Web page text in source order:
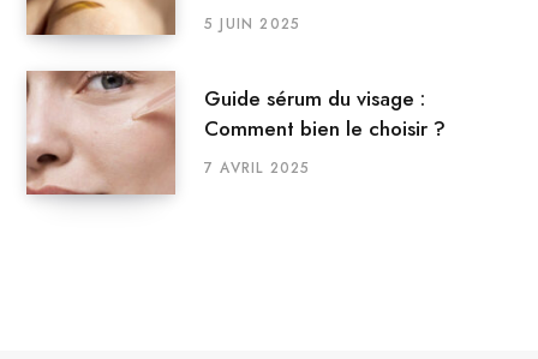
5 JUIN 2025
Guide sérum du visage :
Comment bien le choisir ?
7 AVRIL 2025